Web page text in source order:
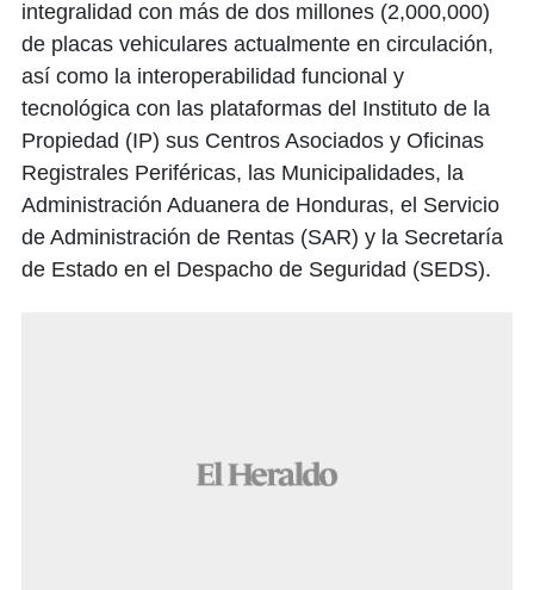
integralidad con más de dos millones (2,000,000)
de placas vehiculares actualmente en circulación,
así como la interoperabilidad funcional y
tecnológica con las plataformas del Instituto de la
Propiedad (IP) sus Centros Asociados y Oficinas
Registrales Periféricas, las Municipalidades, la
Administración Aduanera de Honduras, el Servicio
de Administración de Rentas (SAR) y la Secretaría
de Estado en el Despacho de Seguridad (SEDS).